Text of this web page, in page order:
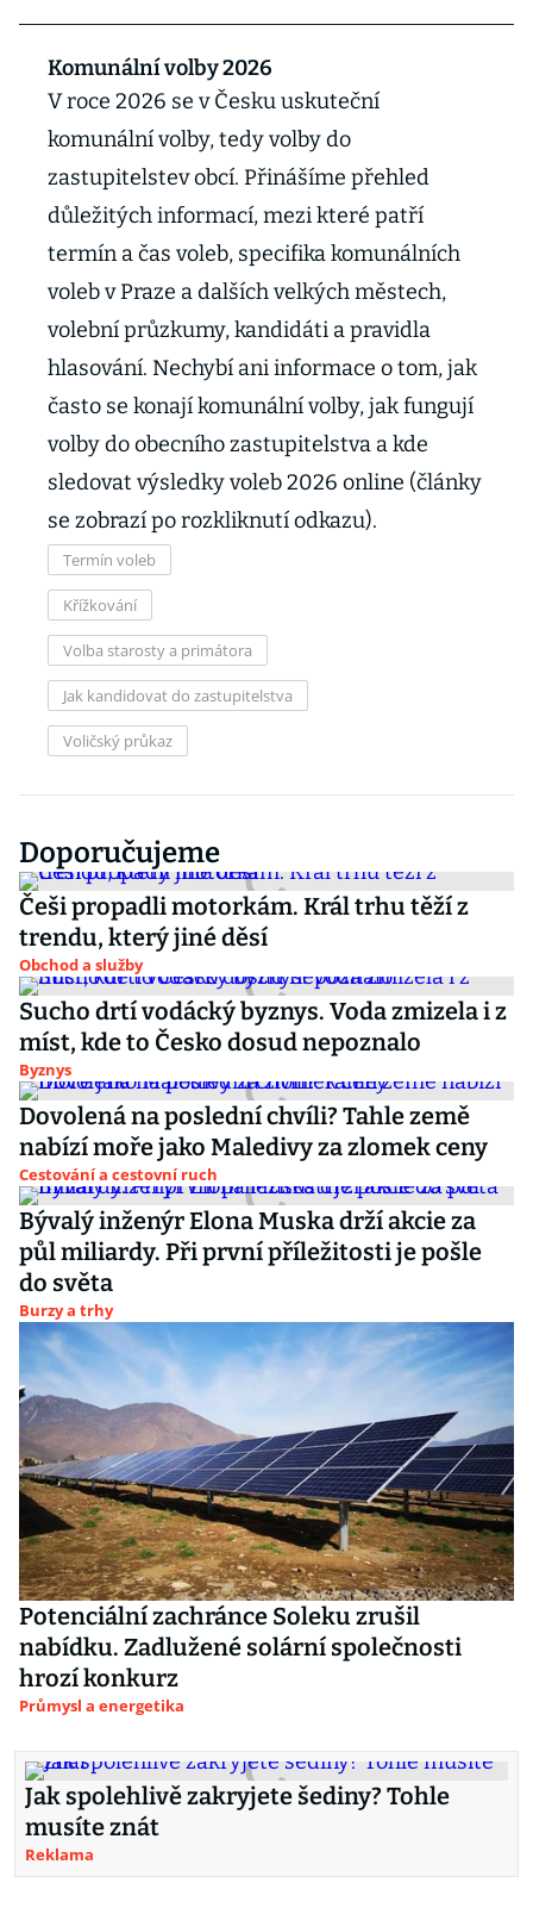
Komunální volby 2026
V roce 2026 se v Česku uskuteční
komunální volby, tedy volby do
zastupitelstev obcí. Přinášíme přehled
důležitých informací, mezi které patří
termín a čas voleb, specifika komunálních
voleb v Praze a dalších velkých městech,
volební průzkumy, kandidáti a pravidla
hlasování. Nechybí ani informace o tom, jak
často se konají komunální volby, jak fungují
volby do obecního zastupitelstva a kde
sledovat výsledky voleb 2026 online (články
se zobrazí po rozkliknutí odkazu).
Termín voleb
Křížkování
Volba starosty a primátora
Jak kandidovat do zastupitelstva
Voličský průkaz
Doporučujeme
Češi propadli motorkám. Král trhu těží z
trendu, který jiné děsí
Obchod a služby
Sucho drtí vodácký byznys. Voda zmizela i z
míst, kde to Česko dosud nepoznalo
Byznys
Dovolená na poslední chvíli? Tahle země
nabízí moře jako Maledivy za zlomek ceny
Cestování a cestovní ruch
Bývalý inženýr Elona Muska drží akcie za
půl miliardy. Při první příležitosti je pošle
do světa
Burzy a trhy
Potenciální zachránce Soleku zrušil
nabídku. Zadlužené solární společnosti
hrozí konkurz
Průmysl a energetika
Jak spolehlivě zakryjete šediny? Tohle
musíte znát
Reklama